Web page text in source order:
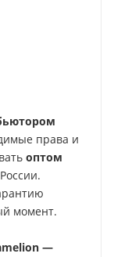
права и
оптом
момент.
—